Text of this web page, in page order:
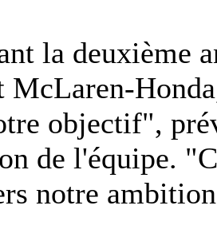
la deuxième
McLaren-
objectif",
de l'équipe. "
notre